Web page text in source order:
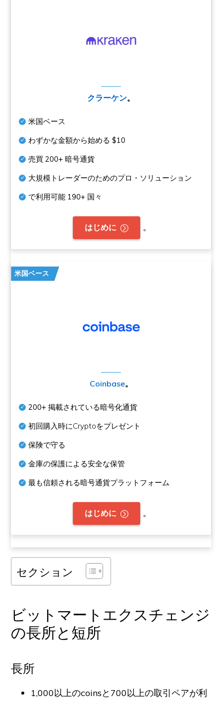
クラーケン。
米国ベース
わずかな金額から始める$10
売買200+ 暗号通貨
大規模トレーダーのためのプロ・ソリューション
で利用可能 190+ 国々
はじめに 。
米国ベース
Coinbase。
200+ 掲載されている暗号化通貨
初回購入時にCryptoをプレゼント
保険で守る
金庫の保護による安全な保管
最も信頼される暗号通貨プラットフォーム
はじめに 。
セクション
ビットマートエクスチェンジ
の長所と短所
長所
1,000以上のcoinsと700以上の取引ペアが利